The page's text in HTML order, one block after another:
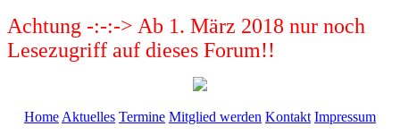
Achtung -:-:-> Ab 1. März 2018 nur noch
Lesezugriff auf dieses Forum!!
Home Aktuelles Termine Mitglied werden Kontakt Impressum